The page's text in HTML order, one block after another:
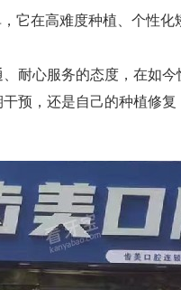
它在高难度种植、个性
耐心服务的态度，在如今
预，还是自己的种植修